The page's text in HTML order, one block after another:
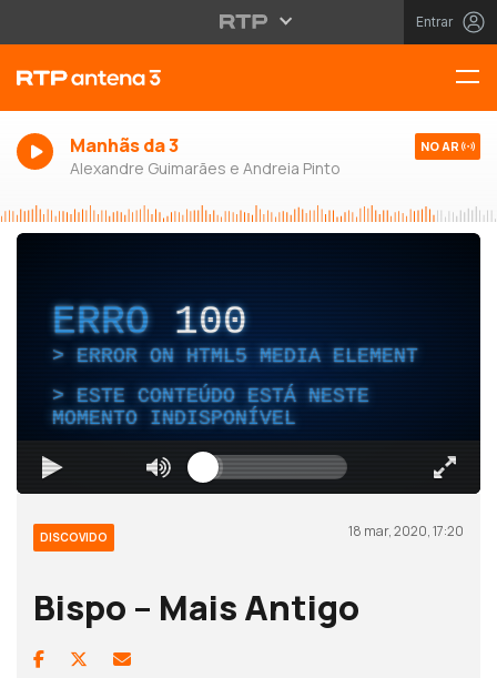
Entrar
Manhãs da 3
Alexandre Guimarães e Andreia Pinto
NO AR
ERRO 100
ERROR ON HTML5 MEDIA ELEMENT
ESTE CONTEÚDO ESTÁ NESTE
MOMENTO INDISPONÍVEL
DISCOVIDO 18 mar, 2020, 17:20
Bispo – Mais Antigo